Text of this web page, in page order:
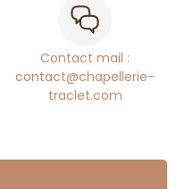
Contact mail :
contact@chapellerie-
traclet.com